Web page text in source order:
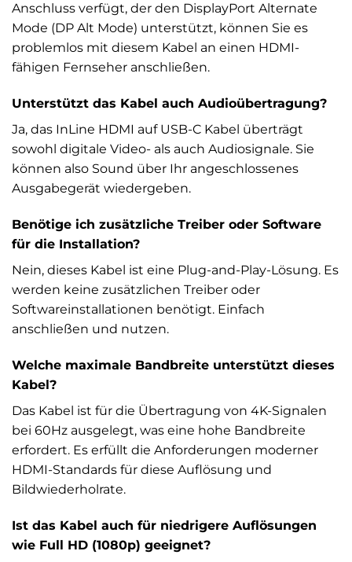
Anschluss verfügt, der den DisplayPort Alternate
Mode (DP Alt Mode) unterstützt, können Sie es
problemlos mit diesem Kabel an einen HDMI-
fähigen Fernseher anschließen.
Unterstützt das Kabel auch Audioübertragung?
Ja, das InLine HDMI auf USB-C Kabel überträgt
sowohl digitale Video- als auch Audiosignale. Sie
können also Sound über Ihr angeschlossenes
Ausgabegerät wiedergeben.
Benötige ich zusätzliche Treiber oder Software
für die Installation?
Nein, dieses Kabel ist eine Plug-and-Play-Lösung. Es
werden keine zusätzlichen Treiber oder
Softwareinstallationen benötigt. Einfach
anschließen und nutzen.
Welche maximale Bandbreite unterstützt dieses
Kabel?
Das Kabel ist für die Übertragung von 4K-Signalen
bei 60Hz ausgelegt, was eine hohe Bandbreite
erfordert. Es erfüllt die Anforderungen moderner
HDMI-Standards für diese Auflösung und
Bildwiederholrate.
Ist das Kabel auch für niedrigere Auflösungen
wie Full HD (1080p) geeignet?